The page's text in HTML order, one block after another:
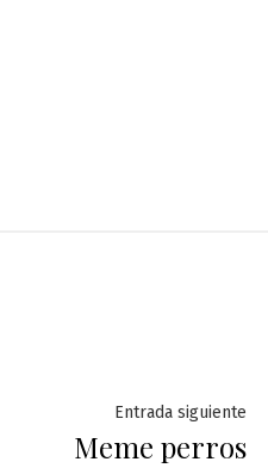
Entrada siguiente
Meme perros